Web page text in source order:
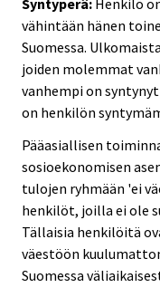
vähintään hänen
Suomessa.
joiden molemmat
vanhempi on
on henkilön
Pääasiallisen
sosioekonomisen
tulojen ryhmään 'ei
henkilöt, joilla ei ole
Tällaisia henkilöitä
väestöön
Suomessa